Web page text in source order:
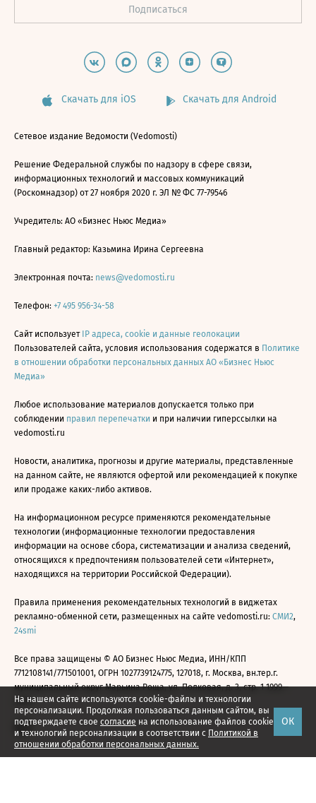
На нашем сайте используются cookie-файлы и технологии
персонализации. Продолжая пользоваться данным сайтом, вы
подтверждаете свое согласие на использование файлов cookie
и технологий персонализации в соответствии с Политикой в
отношении обработки персональных данных.
ОК
Скачать для iOS Скачать для Android
Сетевое издание Ведомости (Vedomosti)
Решение Федеральной службы по надзору в сфере связи,
информационных технологий и массовых коммуникаций
(Роскомнадзор) от 27 ноября 2020 г. ЭЛ № ФС 77-79546
Учредитель: АО «Бизнес Ньюс Медиа»
Главный редактор: Казьмина Ирина Сергеевна
Электронная почта: news@vedomosti.ru
Телефон: +7 495 956-34-58
Сайт использует IP адреса, cookie и данные геолокации
Пользователей сайта, условия использования содержатся в Политике
в отношении обработки персональных данных АО «Бизнес Ньюс
Медиа»
Любое использование материалов допускается только при
соблюдении правил перепечатки и при наличии гиперссылки на
vedomosti.ru
Новости, аналитика, прогнозы и другие материалы, представленные
на данном сайте, не являются офертой или рекомендацией к покупке
или продаже каких-либо активов.
На информационном ресурсе применяются рекомендательные
технологии (информационные технологии предоставления
информации на основе сбора, систематизации и анализа сведений,
относящихся к предпочтениям пользователей сети «Интернет»,
находящихся на территории Российской Федерации).
Правила применения рекомендательных технологий в виджетах
рекламно-обменной сети, размещенных на сайте vedomosti.ru: СМИ2,
24smi
Все права защищены © АО Бизнес Ньюс Медиа, ИНН/КПП
7712108141/771501001, ОГРН 1027739124775, 127018, г. Москва, вн.тер.г.
муниципальный округ Марьина Роща, ул. Полковая, д. 3, стр. 1 1999—
2026